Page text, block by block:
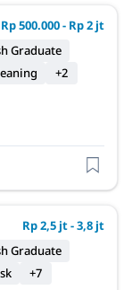
Rp 500.000 - Rp 2 jt
Graduate
+2
Rp 2,5 jt - 3,8 jt
Graduate
+7